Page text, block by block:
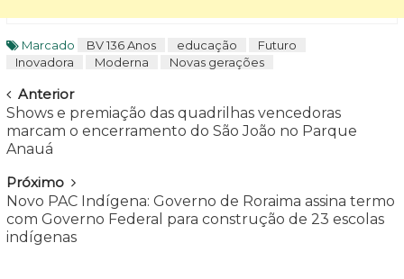
Marcado BV 136 Anos educação
Futuro
Inovadora
Moderna Novas gerações
Navegar
Anterior
Shows e premiação das quadrilhas vencedoras
marcam o encerramento do São João no Parque
Anauá
Próximo
Novo PAC Indígena: Governo de Roraima assina termo
com Governo Federal para construção de 23 escolas
indígenas